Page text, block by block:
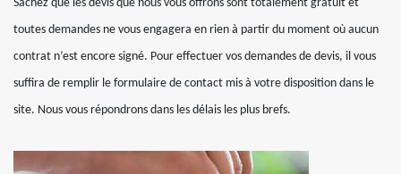
Sachez que les devis que nous vous offrons sont totalement gratuit et
toutes demandes ne vous engagera en rien à partir du moment où aucun
contrat n’est encore signé. Pour effectuer vos demandes de devis, il vous
suffira de remplir le formulaire de contact mis à votre disposition dans le
site. Nous vous répondrons dans les délais les plus brefs.